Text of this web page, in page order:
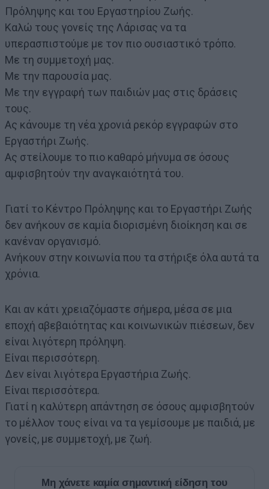
Πρόληψης και του Εργαστηρίου Ζωής.
Καλώ τους γονείς της Λάρισας να τα
υπερασπιστούμε με τον πιο ουσιαστικό τρόπο.
Με τη συμμετοχή μας.
Με την παρουσία μας.
Με την εγγραφή των παιδιών μας στις δράσεις
τους.
Ας κάνουμε τη νέα χρονιά ρεκόρ εγγραφών στο
Εργαστήρι Ζωής.
Ας στείλουμε το πιο καθαρό μήνυμα σε όσους
αμφισβητούν την αναγκαιότητά του.
Γιατί το Κέντρο Πρόληψης και το Εργαστήρι Ζωής
δεν ανήκουν σε καμία διορισμένη διοίκηση και σε
κανέναν οργανισμό.
Ανήκουν στην κοινωνία που τα στήριξε όλα αυτά τα
χρόνια.
Και αν κάτι χρειαζόμαστε σήμερα, μέσα σε μια
εποχή αβεβαιότητας και κοινωνικών πιέσεων, δεν
είναι λιγότερη πρόληψη.
Είναι περισσότερη.
Δεν είναι λιγότερα Εργαστήρια Ζωής.
Είναι περισσότερα.
Γιατί η καλύτερη απάντηση σε όσους αμφισβητούν
το μέλλον τους είναι να τα γεμίσουμε με παιδιά, με
γονείς, με συμμετοχή, με ζωή.
Μη χάνετε καμία σημαντική είδηση του